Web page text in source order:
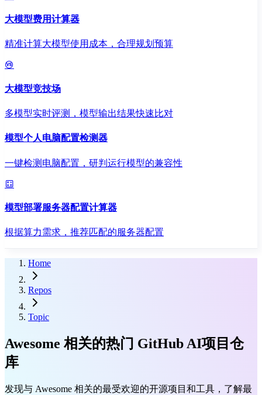
大模型费用计算器
精准计算大模型使用成本，合理规划预算
大模型竞技场
多模型实时评测，模型输出结果快速比对
模型个人电脑配置检测器
一键检测电脑配置，研判运行模型的兼容性
模型部署服务器配置计算器
根据算力需求，推荐匹配的服务器配置
Home
Repos
Topic
Awesome 相关的热门 GitHub AI项目仓
库
发现与 Awesome 相关的最受欢迎的开源项目和工具，了解最